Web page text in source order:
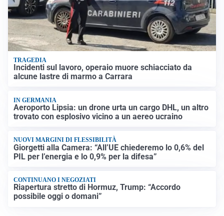
TRAGEDIA
Incidenti sul lavoro, operaio muore schiacciato da
alcune lastre di marmo a Carrara
IN GERMANIA
Aeroporto Lipsia: un drone urta un cargo DHL, un altro
trovato con esplosivo vicino a un aereo ucraino
NUOVI MARGINI DI FLESSIBILITÀ
Giorgetti alla Camera: “All’UE chiederemo lo 0,6% del
PIL per l’energia e lo 0,9% per la difesa”
CONTINUANO I NEGOZIATI
Riapertura stretto di Hormuz, Trump: “Accordo
possibile oggi o domani”